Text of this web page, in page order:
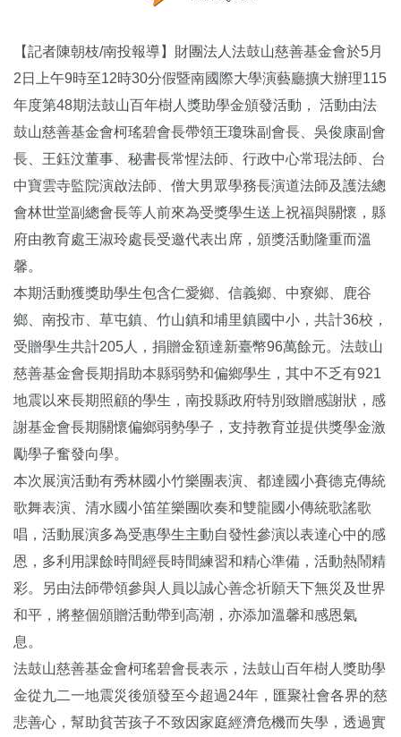
【記者陳朝枝/南投報導】財團法人法鼓山慈善基金會於5月
2日上午9時至12時30分假暨南國際大學演藝廳擴大辦理115
年度第48期法鼓山百年樹人獎助學金頒發活動， 活動由法
鼓山慈善基金會柯瑤碧會長帶領王瓊珠副會長、吳俊康副會
長、王鈺汶董事、秘書長常惺法師、行政中心常琨法師、台
中寶雲寺監院演啟法師、僧大男眾學務長演道法師及護法總
會林世堂副總會長等人前來為受獎學生送上祝福與關懷，縣
府由教育處王淑玲處長受邀代表出席，頒獎活動隆重而溫
馨。
本期活動獲獎助學生包含仁愛鄉、信義鄉、中寮鄉、鹿谷
鄉、南投市、草屯鎮、竹山鎮和埔里鎮國中小，共計36校，
受贈學生共計205人，捐贈金額達新臺幣96萬餘元。法鼓山
慈善基金會長期捐助本縣弱勢和偏鄉學生，其中不乏有921
地震以來長期照顧的學生，南投縣政府特別致贈感謝狀，感
謝基金會長期關懷偏鄉弱勢學子，支持教育並提供獎學金激
勵學子奮發向學。
本次展演活動有秀林國小竹樂團表演、都達國小賽德克傳統
歌舞表演、清水國小笛笙樂團吹奏和雙龍國小傳統歌謠歌
唱，活動展演多為受惠學生主動自發性參演以表達心中的感
恩，多利用課餘時間經長時間練習和精心準備，活動熱鬧精
彩。另由法師帶領參與人員以誠心善念祈願天下無災及世界
和平，將整個頒贈活動帶到高潮，亦添加溫馨和感恩氣
息。
法鼓山慈善基金會柯瑤碧會長表示，法鼓山百年樹人獎助學
金從九二一地震災後頒發至今超過24年，匯聚社會各界的慈
悲善心，幫助貧苦孩子不致因家庭經濟危機而失學，透過實